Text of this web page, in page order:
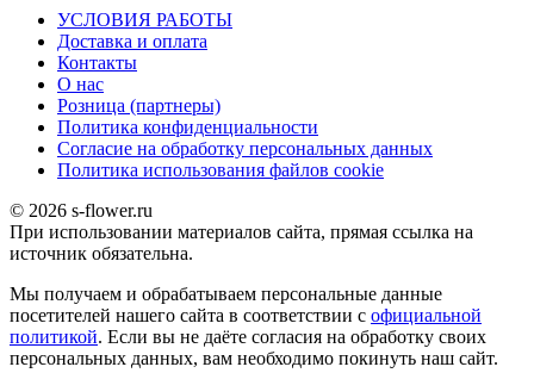
УСЛОВИЯ РАБОТЫ
Доставка и оплата
Контакты
О наc
Розница (партнеры)
Политика конфиденциальности
Согласие на обработку персональных данных
Политика использования файлов сookie
© 2026 s-flower.ru
При использовании материалов сайта, прямая ссылка на
источник обязательна.
Мы получаем и обрабатываем персональные данные
посетителей нашего сайта в соответствии с официальной
политикой. Если вы не даёте согласия на обработку своих
персональных данных, вам необходимо покинуть наш сайт.